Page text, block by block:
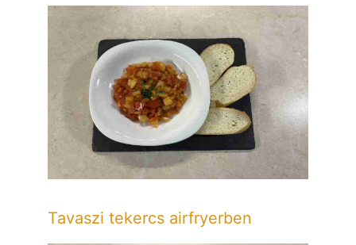
Tavaszi tekercs airfryerben